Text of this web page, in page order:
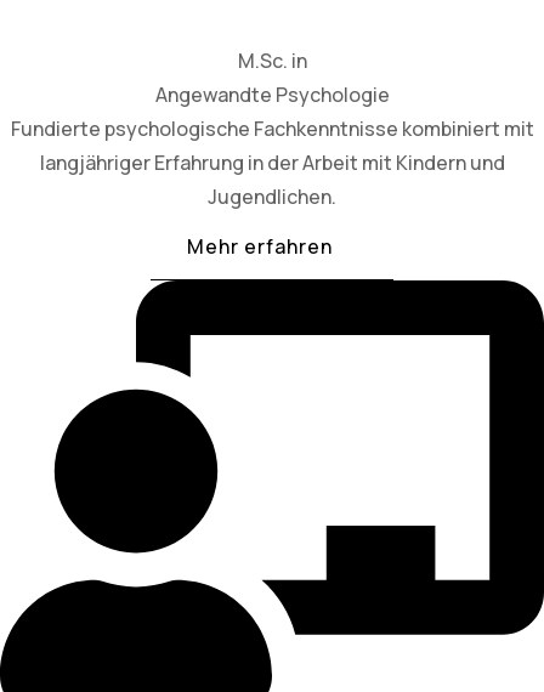
M.Sc. in
Angewandte Psychologie
Fundierte psychologische Fachkenntnisse kombiniert mit
langjähriger Erfahrung in der Arbeit mit Kindern und
Jugendlichen.
Mehr erfahren